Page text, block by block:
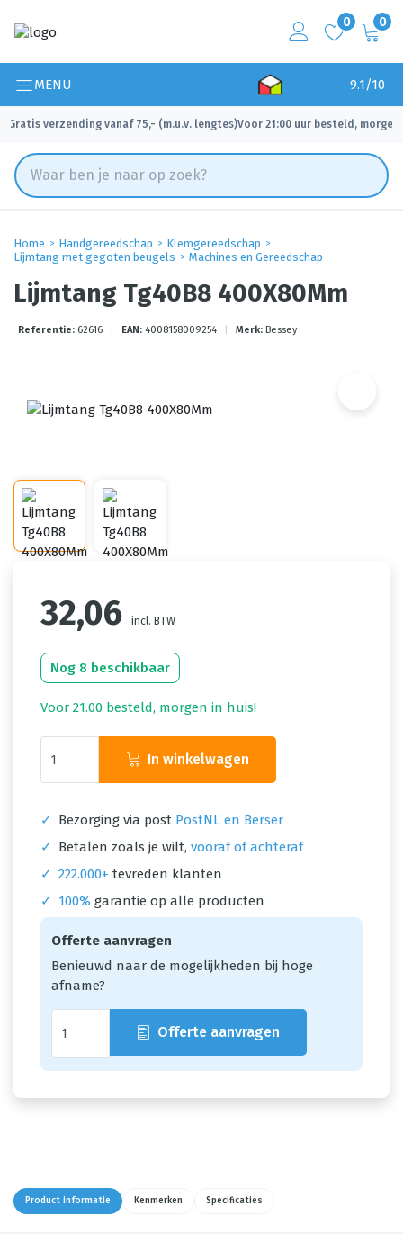
0 0
MENU 9.1/10
Gratis verzending vanaf 75,- (m.u.v. lengtes)
✓ Voor 21:00 uur besteld, morgen
Home Handgereedschap
Klemgereedschap
Lijmtang met gegoten beugels
Machines en Gereedschap
Lijmtang Tg40B8 400X80Mm
Referentie: 62616 EAN: 4008158009254 Merk: Bessey
32,06 incl. BTW
Nog 8 beschikbaar
Voor 21.00 besteld, morgen in huis!
In winkelwagen
✓ Bezorging via post PostNL en Berser
✓
Betalen zoals je wilt, vooraf of achteraf
✓ 222.000+ tevreden klanten
✓
100% garantie op alle producten
Offerte aanvragen
Benieuwd naar de mogelijkheden bij hoge
afname?
Offerte aanvragen
Product informatie Kenmerken Specificaties